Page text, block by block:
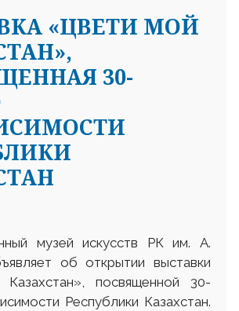
«ЦВЕТИ МОЙ
30-
музей искусств РК им. А.
об открытии выставки
посвященной 30-
Республики Казахстан.